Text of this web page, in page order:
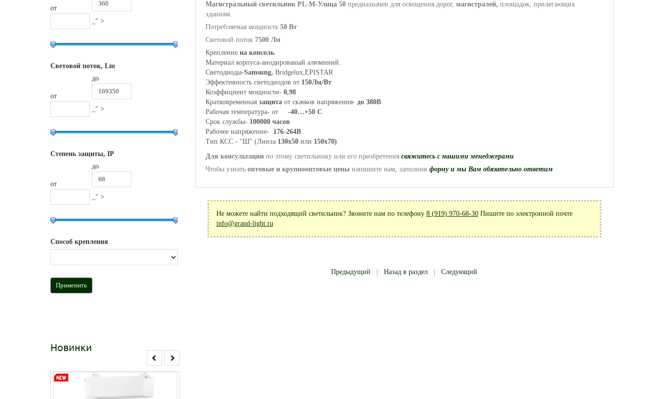
от
_" >
Световой поток, Lm
от
до
_" >
Степень защиты, IP
от
до
_" >
Способ крепления
Новинки
Магистральный светильник PL-M-Улица 50предназначен для освещения дорог, магистралей, площадок, прилегающих
зданиям.
Потребляемая мощность50 Вт
Световой поток7500 Лм
Крепление на консоль
Материал корпуса-анодированый алюминий.
Светодиоды-Samsung, Bridgelux,EPISTAR
Эффективность светодиодов от 150Лм/Вт
Коэффициент мощности- 0,98
Кратковременная защитаот скачков напряжения- до 380В
Рабочая температура- от -40…+50 С
Срок службы- 100000 часов
Рабочее напряжение- 176-264В
Тип КСС - "Ш" (Линза130х50 или 150х70)
Для консультациипо этому светильнику или его преобретения свяжитесь с нашими менеджерами
Чтобы узнать оптовые и крупнооптовые ценынапишите нам, заполнив форму и мы Вам обязательно ответим
Не можете найти подходящий светильник? Звоните нам по телефону 8 (919) 970-68-30Пишите по электронной почте
info@grand-light.ru
Предыдущий |Назад в раздел |Следующий